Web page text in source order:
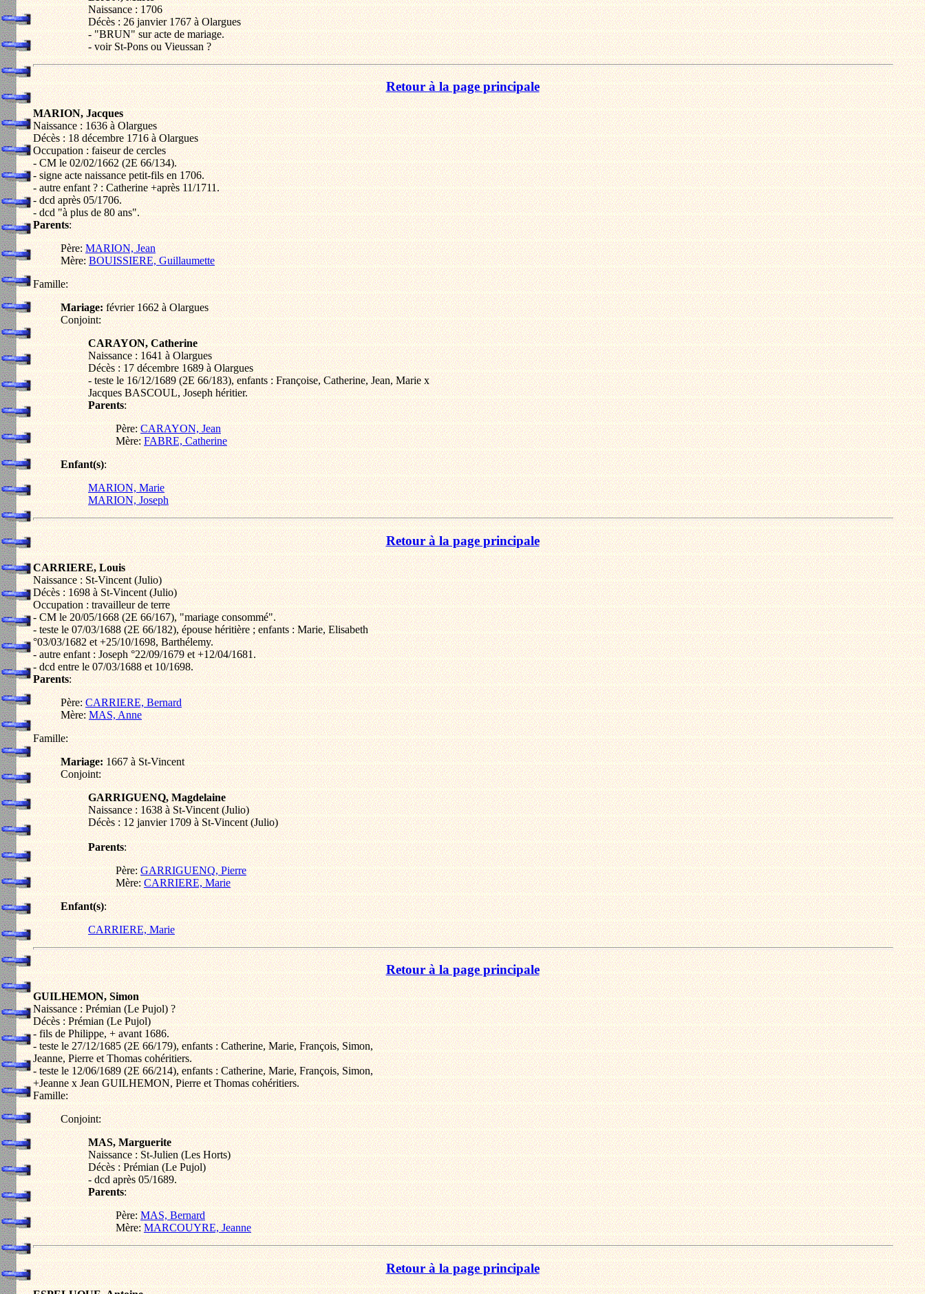
Naissance : 1706
Décès : 26 janvier 1767 à Olargues
- "BRUN" sur acte de mariage.
- voir St-Pons ou Vieussan ?
Retour à la page principale
MARION, Jacques
Naissance : 1636 à Olargues
Décès : 18 décembre 1716 à Olargues
Occupation : faiseur de cercles
- CM le 02/02/1662 (2E 66/134).
- signe acte naissance petit-fils en 1706.
- autre enfant ? : Catherine +après 11/1711.
- dcd après 05/1706.
- dcd "à plus de 80 ans".
Parents:
Père:MARION, Jean
Mère:BOUISSIERE, Guillaumette
Famille:
Mariage:février 1662 à Olargues
Conjoint:
CARAYON, Catherine
Naissance : 1641 à Olargues
Décès : 17 décembre 1689 à Olargues
- teste le 16/12/1689 (2E 66/183), enfants : Françoise, Catherine, Jean, Marie x
Jacques BASCOUL, Joseph héritier.
Parents:
Père:CARAYON, Jean
Mère:FABRE, Catherine
Enfant(s):
MARION, Marie
MARION, Joseph
Retour à la page principale
CARRIERE, Louis
Naissance : St-Vincent (Julio)
Décès : 1698 à St-Vincent (Julio)
Occupation : travailleur de terre
- CM le 20/05/1668 (2E 66/167), "mariage consommé".
- teste le 07/03/1688 (2E 66/182), épouse héritière ; enfants : Marie, Elisabeth
°03/03/1682 et +25/10/1698, Barthélemy.
- autre enfant : Joseph °22/09/1679 et +12/04/1681.
- dcd entre le 07/03/1688 et 10/1698.
Parents:
Père:CARRIERE, Bernard
Mère:MAS, Anne
Famille:
Mariage:1667 à St-Vincent
Conjoint:
GARRIGUENQ, Magdelaine
Naissance : 1638 à St-Vincent (Julio)
Décès : 12 janvier 1709 à St-Vincent (Julio)
Parents:
Père:GARRIGUENQ, Pierre
Mère:CARRIERE, Marie
Enfant(s):
CARRIERE, Marie
Retour à la page principale
GUILHEMON, Simon
Naissance : Prémian (Le Pujol) ?
Décès : Prémian (Le Pujol)
- fils de Philippe, + avant 1686.
- teste le 27/12/1685 (2E 66/179), enfants : Catherine, Marie, François, Simon,
Jeanne, Pierre et Thomas cohéritiers.
- teste le 12/06/1689 (2E 66/214), enfants : Catherine, Marie, François, Simon,
+Jeanne x Jean GUILHEMON, Pierre et Thomas cohéritiers.
Famille:
Conjoint:
MAS, Marguerite
Naissance : St-Julien (Les Horts)
Décès : Prémian (Le Pujol)
- dcd après 05/1689.
Parents:
Père:MAS, Bernard
Mère:MARCOUYRE, Jeanne
Retour à la page principale